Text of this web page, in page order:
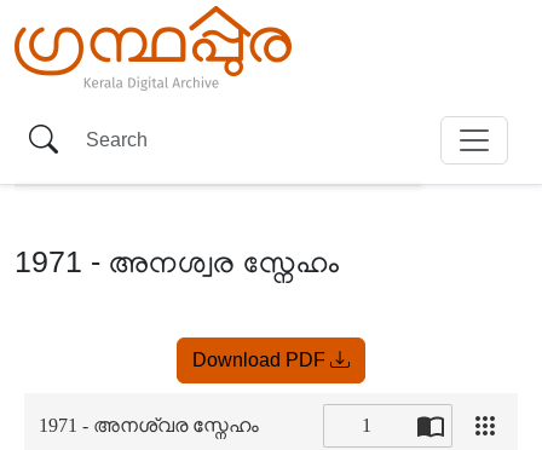
1971 - അനശ്വര സ്നേഹം
Download PDF